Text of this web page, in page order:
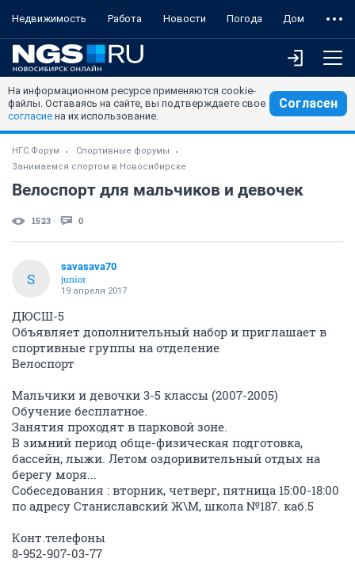
Недвижимость Работа Новости Погода Дом
На информационном ресурсе применяются cookie-
файлы. Оставаясь на сайте, вы подтверждаете свое
согласие на их использование.
Согласен
НГС.Форум
Спортивные форумы
Занимаемся спортом в Новосибирске
Велоспорт для мальчиков и девочек
1523 0
S
savasava70
junior
19 апреля 2017
ДЮСШ-5
Объявляет дополнительный набор и приглашает в
спортивные группы на отделение
Велоспорт
Мальчики и девочки 3-5 классы (2007-2005)
Обучение бесплатное.
Занятия проходят в парковой зоне.
В зимний период обще-физическая подготовка,
бассейн, лыжи. Летом оздоривительный отдых на
берегу моря...
Собеседования : вторник, четверг, пятница 15:00-18:00
по адресу Станиславский Ж\М, школа №187. каб.5
Конт.телефоны
8-952-907-03-77